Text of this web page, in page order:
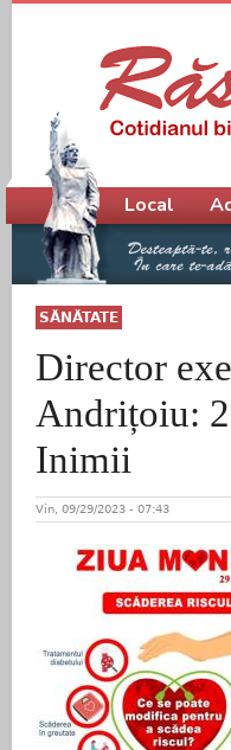
SĂNĂTATE
Director
Andrițoiu:
Inimii
Vin, 09/29/2023 - 07:43
Meniu principal
Local